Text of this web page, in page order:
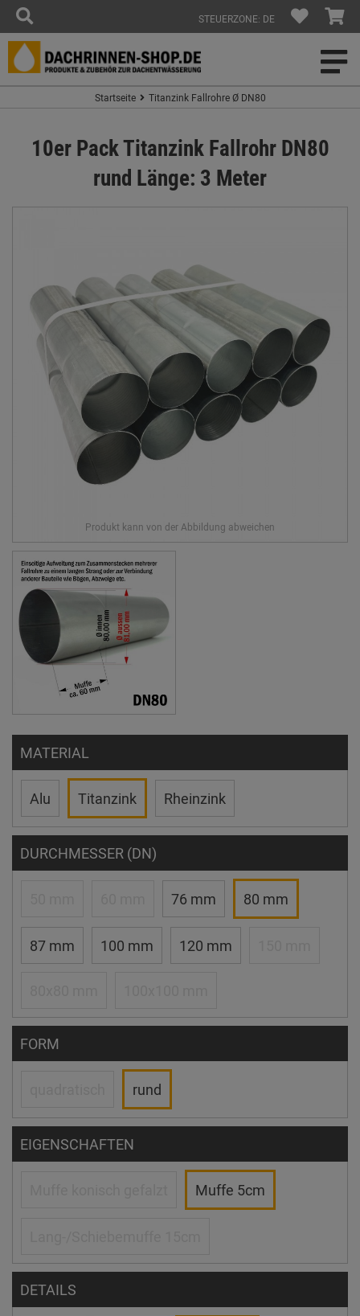
STEUERZONE: DE
Startseite Titanzink Fallrohre Ø DN80
10er Pack Titanzink Fallrohr DN80
rund Länge: 3 Meter
MATERIAL
Alu Titanzink Rheinzink
DURCHMESSER (DN)
76 mm 80 mm
87 mm 100 mm 120 mm
FORM
rund
EIGENSCHAFTEN
Muffe 5cm
DETAILS